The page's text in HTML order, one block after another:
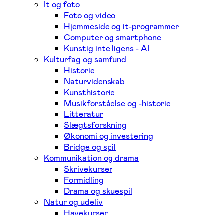
It og foto
Foto og video
Hjemmeside og it-programmer
Computer og smartphone
Kunstig intelligens - AI
Kulturfag og samfund
Historie
Naturvidenskab
Kunsthistorie
Musikforståelse og -historie
Litteratur
Slægtsforskning
Økonomi og investering
Bridge og spil
Kommunikation og drama
Skrivekurser
Formidling
Drama og skuespil
Natur og udeliv
Havekurser